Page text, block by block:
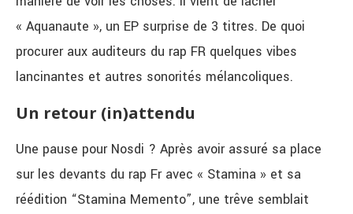
« Aquanaute », un EP surprise de 3 titres. De quoi
procurer aux auditeurs du rap FR quelques vibes
lancinantes et autres sonorités mélancoliques.
Un retour (in)attendu
Une pause pour Nosdi ? Après avoir assuré sa place
sur les devants du rap Fr avec « Stamina » et sa
réédition “Stamina Memento”, une trêve semblait